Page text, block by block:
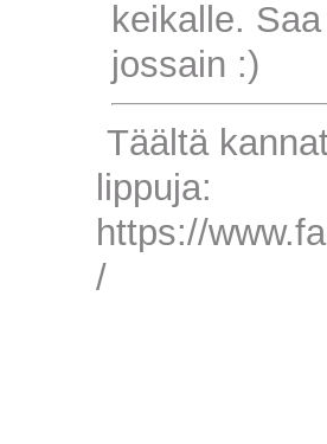
keikalle.
jossain :)
Täältä
lippuja:
https://
/